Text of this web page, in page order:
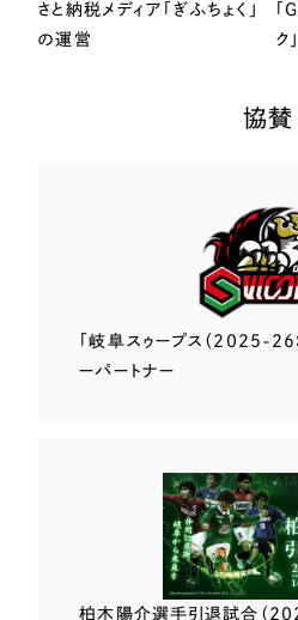
さと納税メディア「ぎふちょく」
の運営
「
ク
協賛
「岐阜スゥープス （2025-
ーパートナー
柏木陽介選手引退試合（